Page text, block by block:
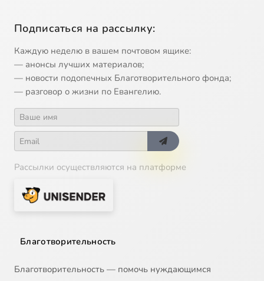
Подписаться на рассылку:
Каждую неделю в вашем почтовом ящике:
— анонсы лучших материалов;
— новости подопечных Благотворительного фонда;
— разговор о жизни по Евангелию.
Рассылки осуществляются на платформе
Благотворительность
Благотворительность — помочь нуждающимся